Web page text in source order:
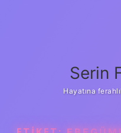
Serin
Hayatına